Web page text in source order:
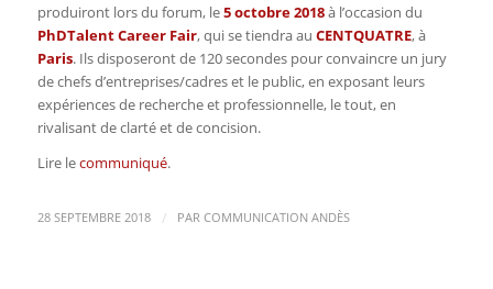
produiront lors du forum, le5 octobre 2018à l’occasion du
PhDTalent Career Fair, qui se tiendra au CENTQUATRE, à
Paris. Ils disposeront de 120 secondes pour convaincre un jury
de chefs d’entreprises/cadres et le public, en exposant leurs
expériences de recherche et professionnelle, le tout, en
rivalisant de clarté et de concision.
Lire lecommuniqué.
28 SEPTEMBRE 2018 / PAR COMMUNICATION ANDÈS